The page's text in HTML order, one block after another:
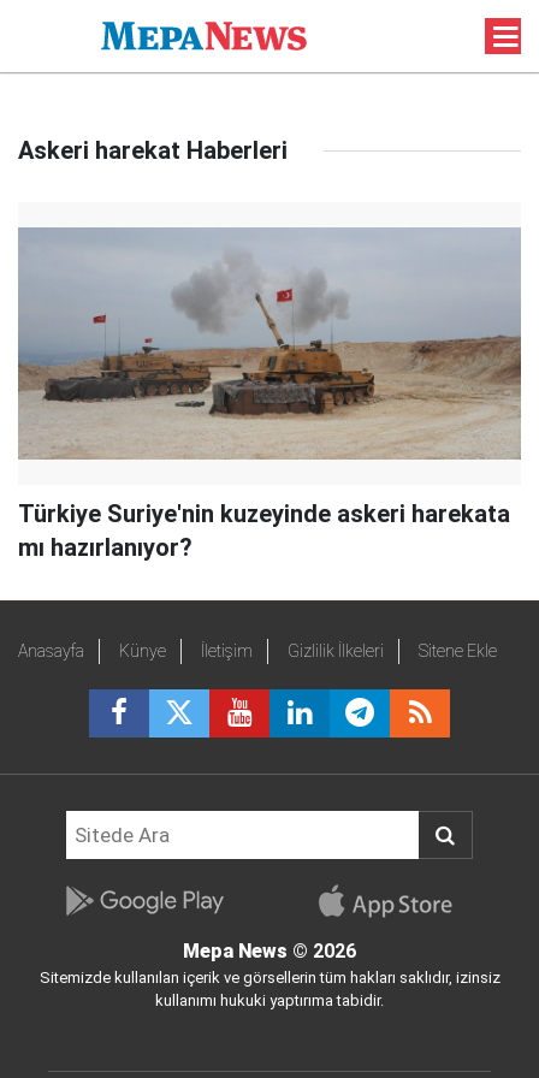
Askeri harekat Haberleri
Türkiye Suriye'nin kuzeyinde askeri harekata
mı hazırlanıyor?
Anasayfa Künye İletişim Gizlilik İlkeleri Sitene Ekle
Mepa News © 2026
Sitemizde kullanılan içerik ve görsellerin tüm hakları saklıdır, izinsiz
kullanımı hukuki yaptırıma tabidir.